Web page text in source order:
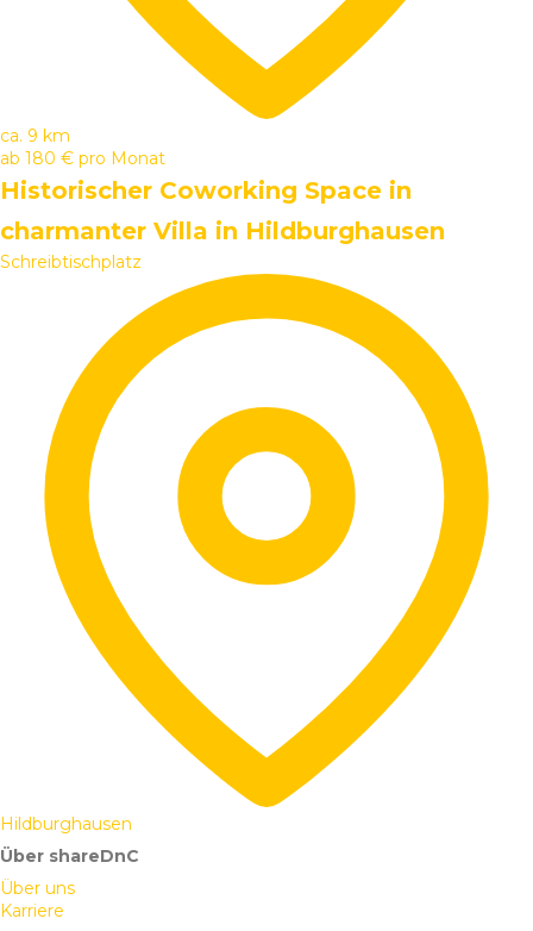
ca. 9 km
ab 180 € pro Monat
Historischer Coworking Space in
charmanter Villa in Hildburghausen
Schreibtischplatz
Hildburghausen
Über shareDnC
Über uns
Karriere